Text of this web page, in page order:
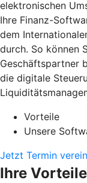
elektronischen
Ihre Finanz-
dem
durch. So können
Geschäftspartner
die digitale
Vorteile
Unsere
Jetzt Termin
Ihre Vorteile